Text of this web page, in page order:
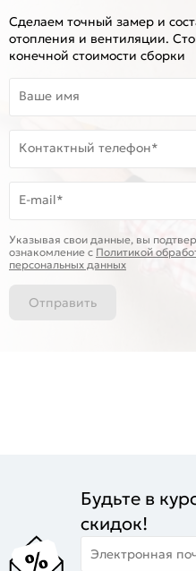
Сделаем точный замер и
отопления и вентиляции.
конечной стоимости сборки
Ваше имя
Контактный телефон*
E-mail*
Указывая свои данные, вы
ознакомление c Политикой
персональных данных
Отправить
Будьте в
скидок!
Электронная